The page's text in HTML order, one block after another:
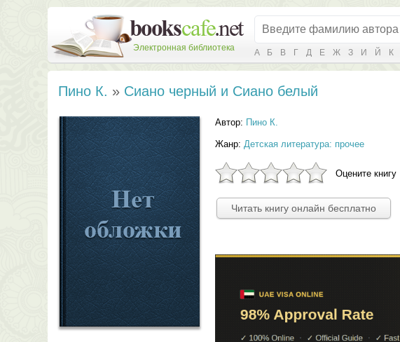
Электронная библиотека А Б В Г Д Е Ж З И Й К
Пино К. » Сиано черный и Сиано белый
Автор: Пино К.
Жанр: Детская литература: прочее
Оцените книгу
Читать книгу онлайн бесплатно